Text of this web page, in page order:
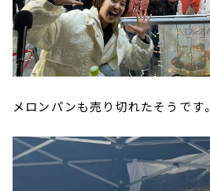
メロンパンも売り切れたそうです。